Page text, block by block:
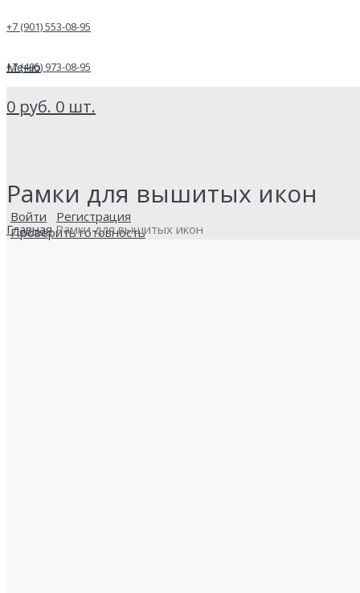
+7 (901) 553-08-95
+7 (495) 973-08-95
Войти
Регистрация
Проверить готовность
Меню
0 руб. 0 шт.
Рамки для вышитых икон
Главная Рамки для вышитых икон